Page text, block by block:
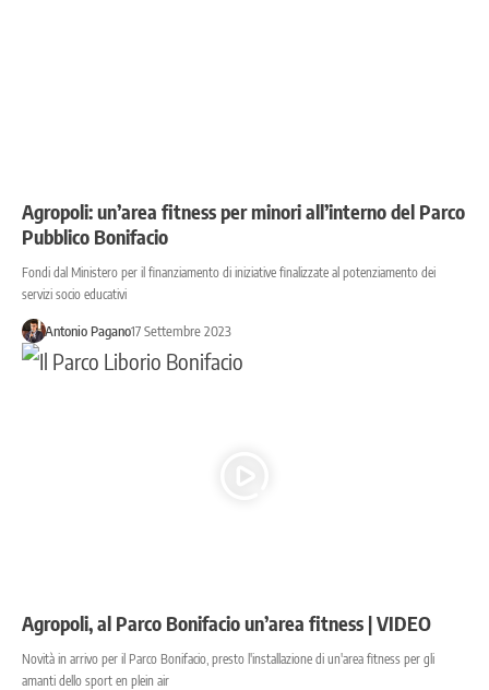
Agropoli: un’area fitness per minori all’interno del Parco
Pubblico Bonifacio
Fondi dal Ministero per il finanziamento di iniziative finalizzate al potenziamento dei
servizi socio educativi
Antonio Pagano17 Settembre 2023
Agropoli, al Parco Bonifacio un’area fitness | VIDEO
Novità in arrivo per il Parco Bonifacio, presto l'installazione di un'area fitness per gli
amanti dello sport en plein air